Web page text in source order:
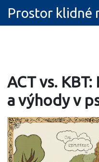
Prostor klidné
ACT vs.
a výhody v